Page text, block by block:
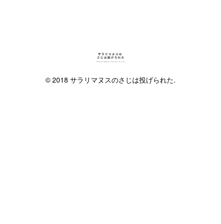
© 2018 サラリマヌスのさじは投げられた.